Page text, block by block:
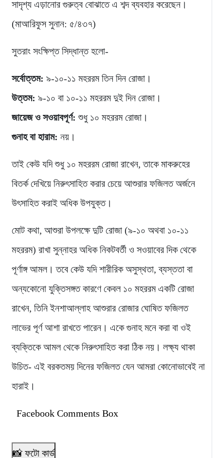
সাদৃশ্য এড়ানোর গুরুত্ব বোঝাতে এ শব্দ ব্যবহার করেছেন।
(মাআরিফুস সুনান: ৫/৪৩৭)
সুতরাং সংক্ষিপ্ত সিদ্ধান্ত হলো-
সর্বোত্তম: ৯-১০-১১ মহররম তিন দিন রোজা।
উত্তম: ৯-১০ বা ১০-১১ মহররম দুই দিন রোজা।
জায়েজ ও সওয়াবপূর্ণ: শুধু ১০ মহররম রোজা।
গুনাহ বা হারাম: নয়।
তাই কেউ যদি শুধু ১০ মহররম রোজা রাখেন, তাকে মাকরুহের
বিতর্ক দেখিয়ে নিরুৎসাহিত করার চেয়ে আশুরার ফজিলত অর্জনে
উৎসাহিত করাই অধিক উপযুক্ত।
মোট কথা, আশুরা উপলক্ষে দুটি রোজা (৯-১০ অথবা ১০-১১
মহররম) রাখা সুন্নাহর অধিক নিকটবর্তী ও সওয়াবের দিক থেকে
পূর্ণাঙ্গ আমল। তবে কেউ যদি শারীরিক অসুস্থতা, ব্যস্ততা বা
অন্যকোনো যুক্তিসঙ্গত কারণে কেবল ১০ মহররম একটি রোজা
রাখেন, তিনি ইনশাআল্লাহ আশুরার রোজার ঘোষিত ফজিলত
লাভের পূর্ণ আশা রাখতে পারেন। একে গুনাহ মনে করা বা ওই
ব্যক্তিকে আমল থেকে নিরুৎসাহিত করা ঠিক নয়। লক্ষ্য থাকা
উচিত- এই বরকতময় দিনের ফজিলত যেন আমরা কোনোভাবেই না
হারাই।
Facebook Comments Box
📸 ফটো কার্ড